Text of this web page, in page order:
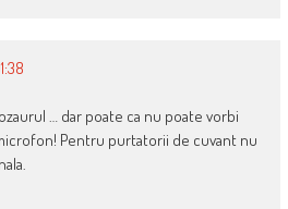
… dar poate ca nu poate vorbi
Pentru purtatorii de cuvant nu